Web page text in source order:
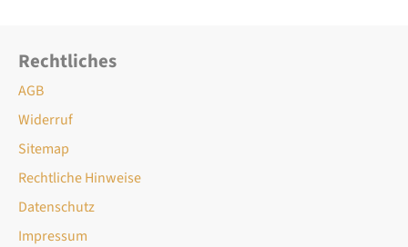
Rechtliches
AGB
Widerruf
Sitemap
Rechtliche Hinweise
Datenschutz
Impressum